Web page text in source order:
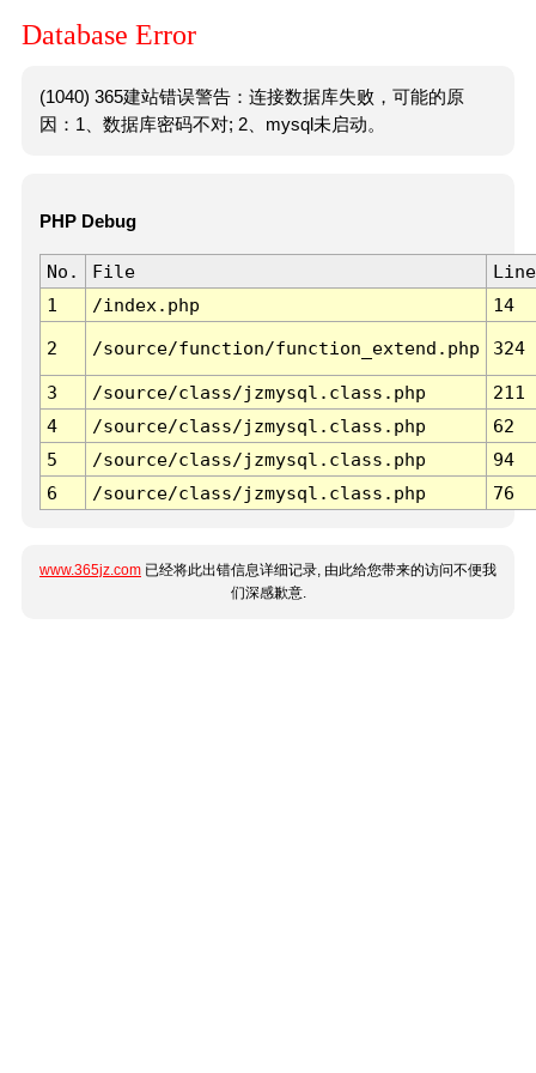
Database Error
(1040) 365建站错误警告：连接数据库失败，可能的原
因：1、数据库密码不对; 2、mysql未启动。
PHP Debug
No. File
Line
1
/index.php 14
2 /source/function/function_extend.php 324
3 /source/class/jzmysql.class.php
211
4
/source/class/jzmysql.class.php
62
5
/source/class/jzmysql.class.php
94
6
/source/class/jzmysql.class.php 76
www.365jz.com 已经将此出错信息详细记录, 由此给您带来的访问不便我
们深感歉意.